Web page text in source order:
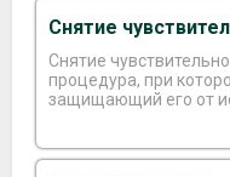
Снятие
Снятие
процедура, при
защищающий его от
повышенную